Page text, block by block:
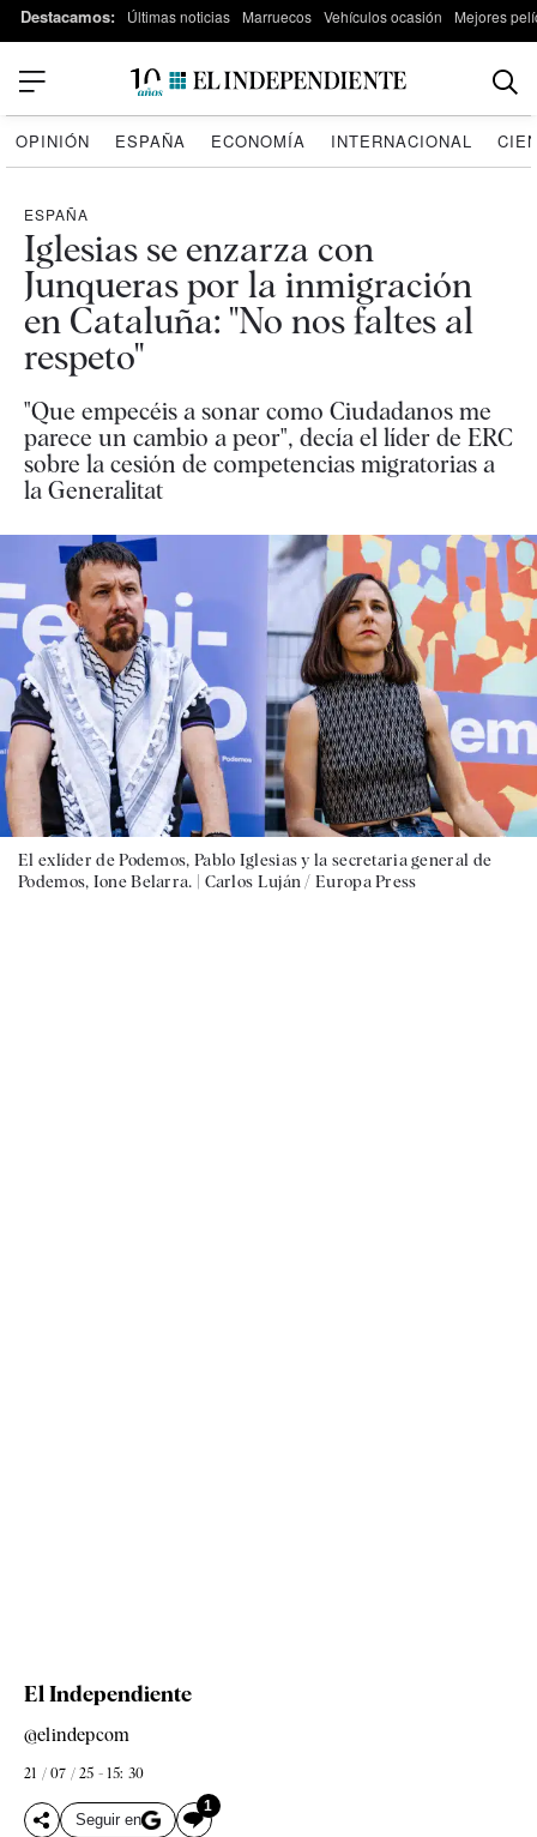
Destacamos: Últimas noticias Marruecos Vehículos ocasión Mejores
OPINIÓN ESPAÑA ECONOMÍA INTERNACIONAL
ESPAÑA
Iglesias se enzarza con
Junqueras por la inmigración
en Cataluña: "No nos faltes al
respeto"
"Que empecéis a sonar como Ciudadanos me
parece un cambio a peor", decía el líder de ERC
sobre la cesión de competencias migratorias a
la Generalitat
El exlíder de Podemos, Pablo Iglesias y la secretaria general de
Podemos, Ione Belarra. | Carlos Luján / Europa Press
El Independiente
@elindepcom
21 / 07 / 25 - 15: 30
Seguir en
1